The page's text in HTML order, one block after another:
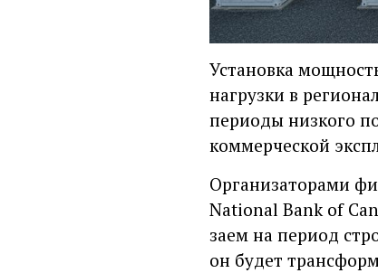
Установка
нагрузки в
периоды низкого
коммерческой
Организаторами
National Bank of
заем на период
он будет